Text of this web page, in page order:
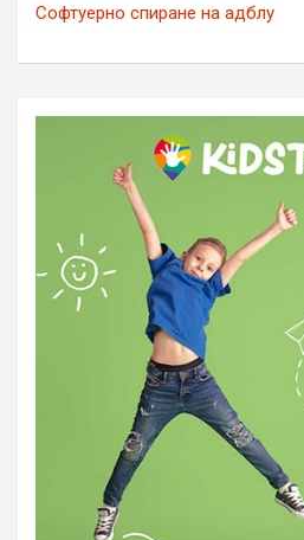
Софтуерно спиране на адблу